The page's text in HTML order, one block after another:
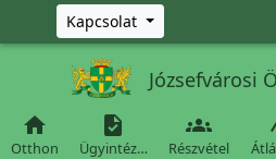
Ugrás a fő tartalomra
Kapcsolat
Józsefvárosi

Otthon

Ügyintéz…

Részvétel